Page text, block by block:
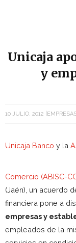
Unicaja
y
10 JULIO, 2012
Unicaja Banco y la
Comercio (ABISC-
(Jaén), un acuerdo
financiera pone a
empresas y
empleados de la